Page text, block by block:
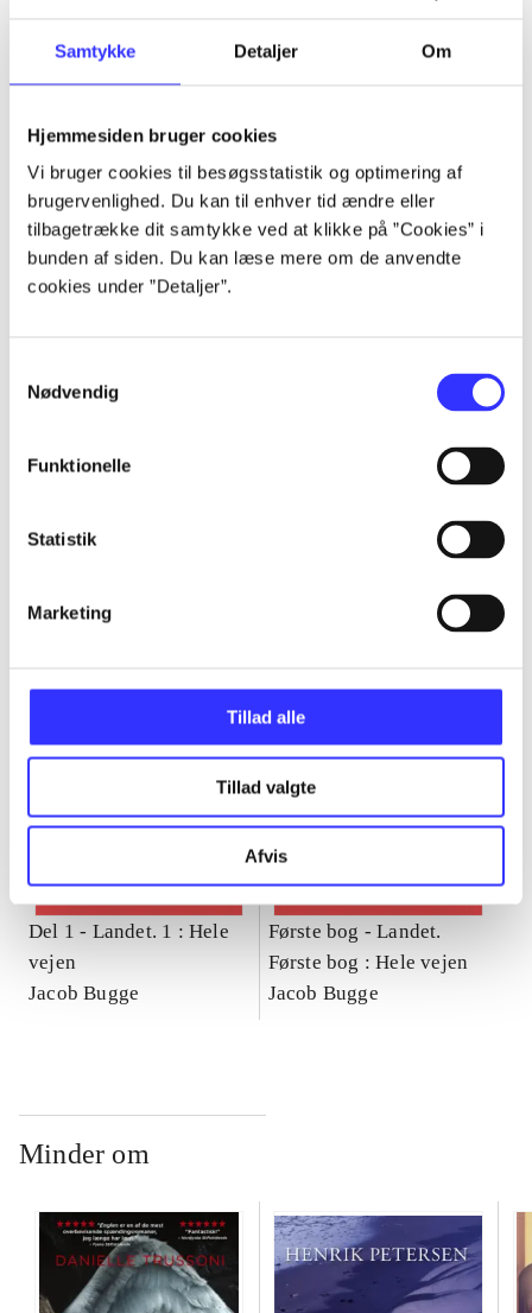
Samtykke Detaljer Om
Hjemmesiden bruger cookies
Vi bruger cookies til besøgsstatistik og optimering af
brugervenlighed. Du kan til enhver tid ændre eller
tilbagetrække dit samtykke ved at klikke på ”Cookies” i
bunden af siden. Du kan læse mere om de anvendte
cookies under ”Detaljer”.
Nødvendig
Funktionelle
Statistik
Marketing
Tillad alle
Tillad valgte
Afvis
...
...
Del 1 - Landet. 1 : Hele
vejen
Jacob Bugge
Første bog -Landet.
Første bog : Hele vejen
Jacob Bugge
Minder om